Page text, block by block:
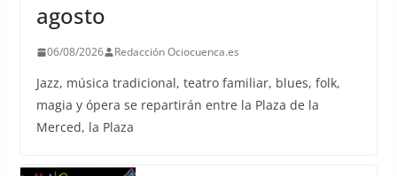
agosto
06/08/2026 Redacción Ociocuenca.es
Jazz, música tradicional, teatro familiar, blues, folk,
magia y ópera se repartirán entre la Plaza de la
Merced, la Plaza